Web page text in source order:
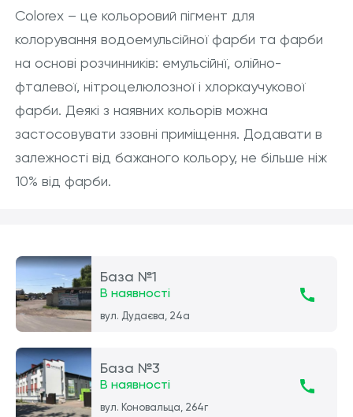
Colorex – це кольоровий пігмент для
колорування водоемульсійної фарби та фарби
на основі розчинників: емульсійнї, олійно-
фталевої, нітроцелюлозної і хлоркаучукової
фарби. Деякі з наявних кольорів можна
застосовувати ззовні приміщення. Додавати в
залежності від бажаного кольору, не більше ніж
10% від фарби.
База №1
В наявності
вул. Дудаєва, 24а
База №3
В наявності
вул. Коновальца, 264г